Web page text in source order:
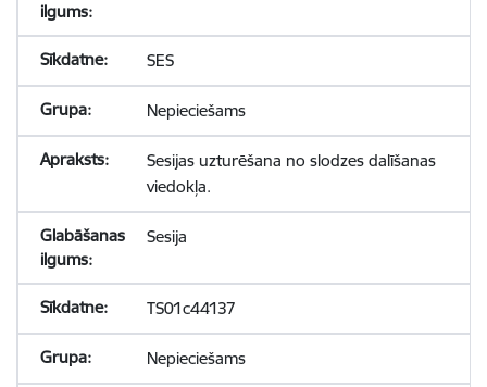
SES
Nepieciešams
Sesijas uzturēšana no slodzes dalīšanas
viedokļa.
Sesija
TS01c44137
Nepieciešams